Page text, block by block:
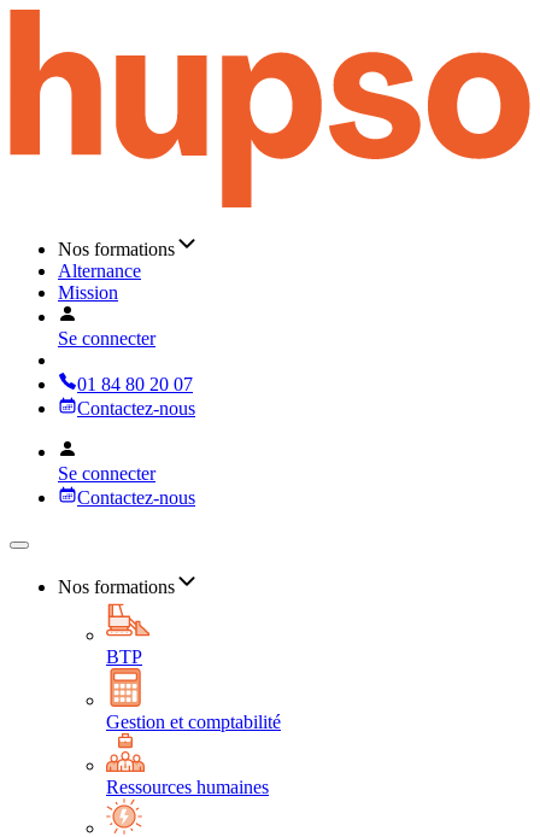
Nos formations
Alternance
Mission
Se connecter
01 84 80 20 07
Contactez-nous
Se connecter
Contactez-nous
Nos formations
BTP
Gestion et comptabilité
Ressources humaines